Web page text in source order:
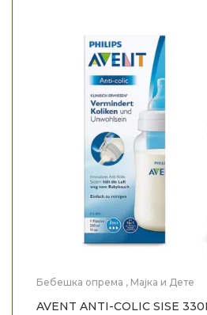
Бебешка опрема , Мајка и Дете
AVENT ANTI-COLIC SISE